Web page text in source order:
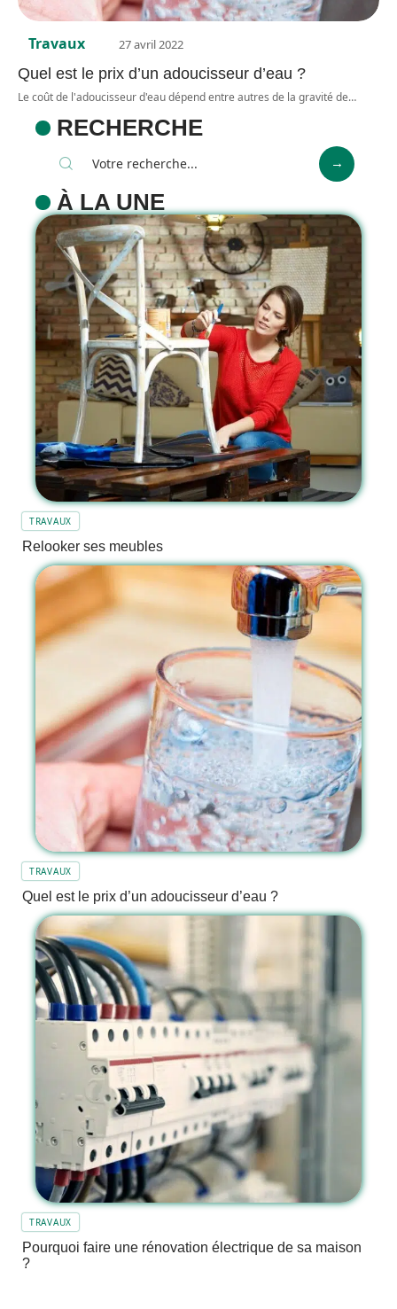
Travaux 27 avril 2022
Quel est le prix d’un adoucisseur d’eau ?
Le coût de l'adoucisseur d'eau dépend entre autres de la gravité de…
RECHERCHE
À LA UNE
TRAVAUX
Relooker ses meubles
TRAVAUX
Quel est le prix d’un adoucisseur d’eau ?
TRAVAUX
Pourquoi faire une rénovation électrique de sa maison
?